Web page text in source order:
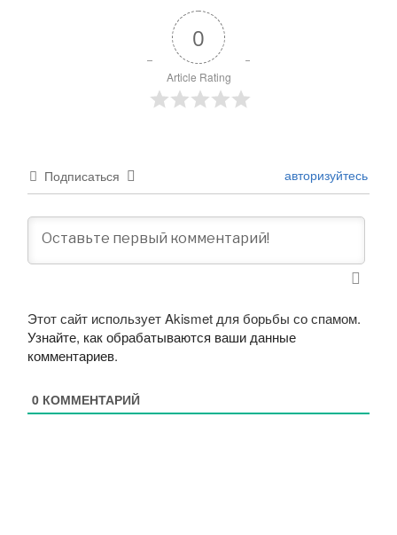
0
Article Rating
Подписаться авторизуйтесь
Этот сайт использует Akismet для борьбы со спамом.
Узнайте, как обрабатываются ваши данные
комментариев.
0 КОММЕНТАРИЙ